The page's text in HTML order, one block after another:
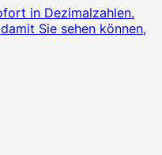
in Dezimalzahlen.
Sie sehen können,